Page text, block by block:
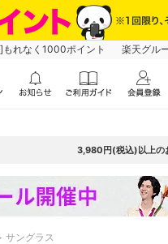
もれなく1000ポイント 楽天グル
3,980円(税込)以上の
サングラス